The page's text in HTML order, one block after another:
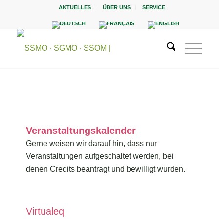
AKTUELLES ÜBER UNS SERVICE
Veranstaltungskalender
Gerne weisen wir darauf hin, dass nur
Veranstaltungen aufgeschaltet werden, bei
denen Credits beantragt und bewilligt wurden.
Virtualeq